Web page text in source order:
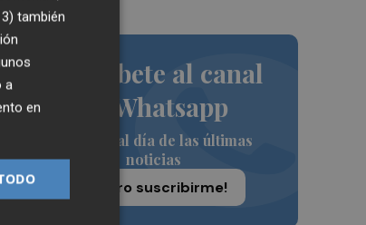
Suscríbete al canal
de Whatsapp
Siempre al día de las últimas
noticias
¡Quiero suscribirme!
también
a
en